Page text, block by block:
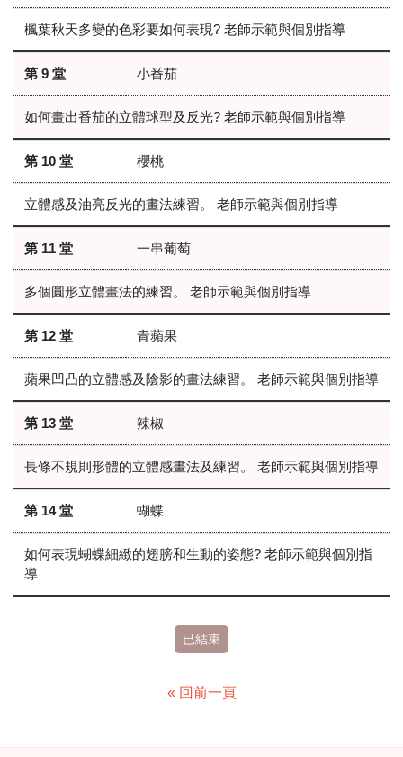
楓葉秋天多變的色彩要如何表現? 老師示範與個別指導
第 9 堂 小番茄
如何畫出番茄的立體球型及反光? 老師示範與個別指導
第 10 堂 櫻桃
立體感及油亮反光的畫法練習。 老師示範與個別指導
第 11 堂 一串葡萄
多個圓形立體畫法的練習。 老師示範與個別指導
第 12 堂 青蘋果
蘋果凹凸的立體感及陰影的畫法練習。 老師示範與個別指導
第 13 堂 辣椒
長條不規則形體的立體感畫法及練習。 老師示範與個別指導
第 14 堂 蝴蝶
如何表現蝴蝶細緻的翅膀和生動的姿態? 老師示範與個別指
導
已結束
« 回前一頁